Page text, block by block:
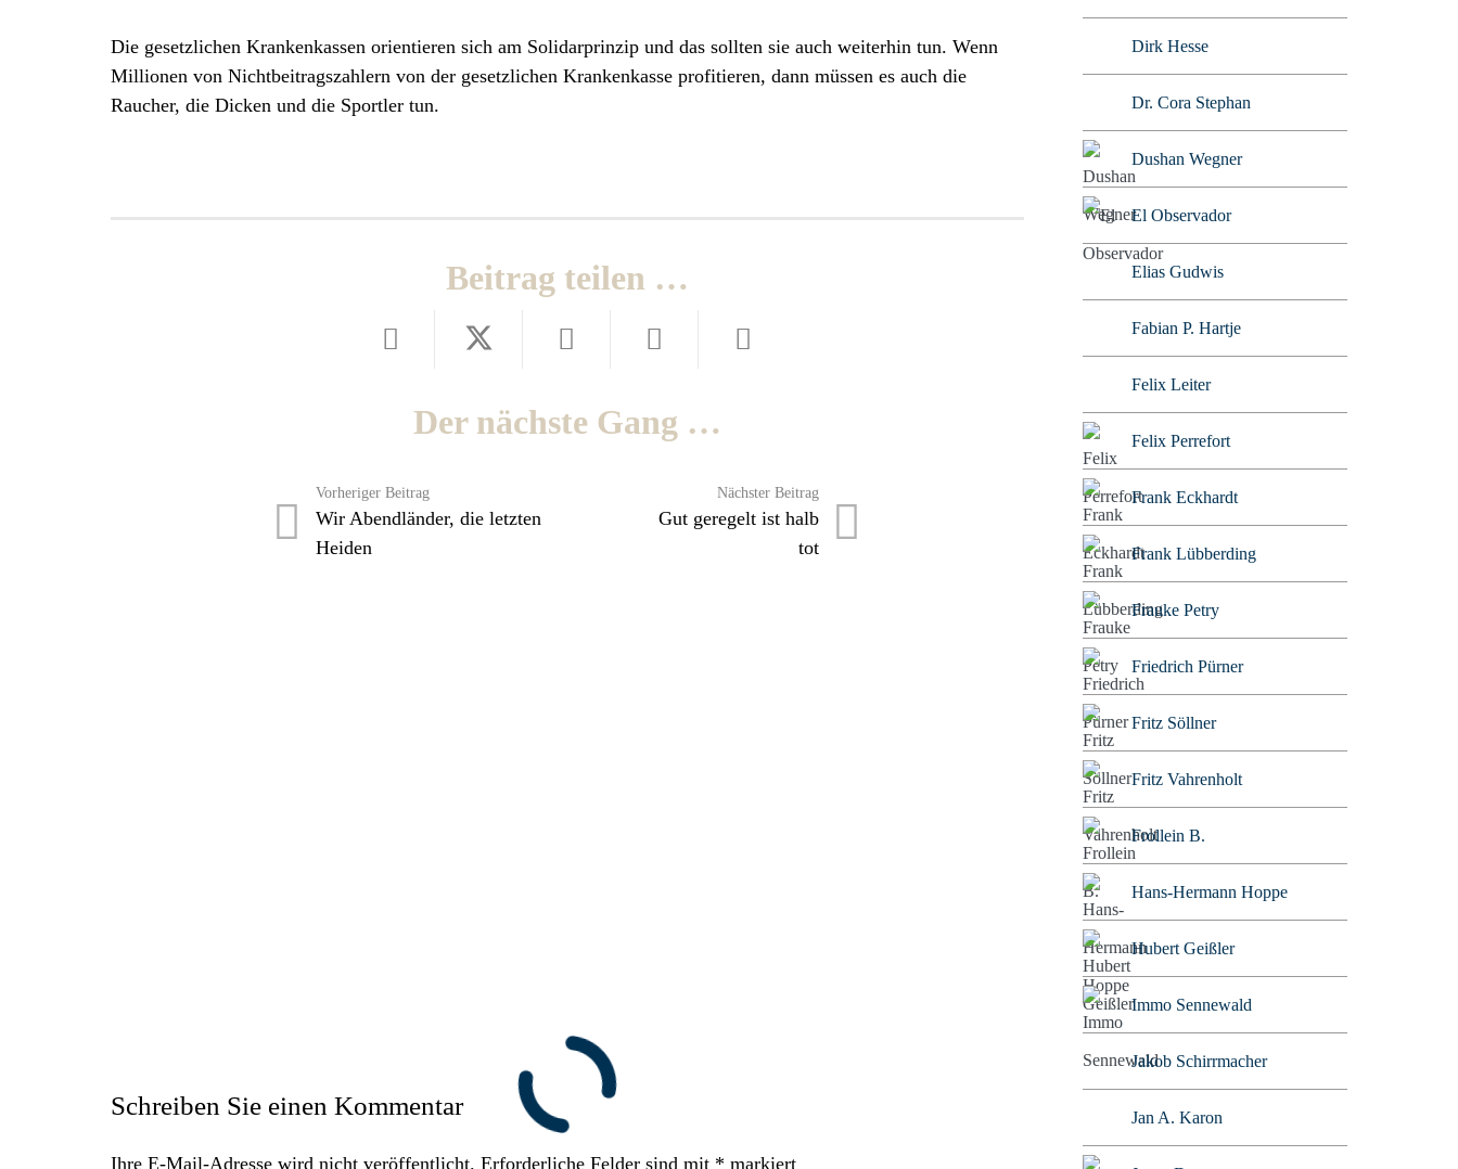
Die gesetzlichen Krankenkassen orientieren sich am Solidarprinzip und das sollten sie auch weiterhin tun. Wenn
Millionen von Nichtbeitragszahlern von der gesetzlichen Krankenkasse profitieren, dann müssen es auch die
Raucher, die Dicken und die Sportler tun.
Beitrag teilen …
Der nächste Gang …
Vorheriger Beitrag
Wir Abendländer, die letzten
Heiden
Nächster Beitrag
Gut geregelt ist halb
tot
Schreiben Sie einen Kommentar
Ihre E-Mail-Adresse wird nicht veröffentlicht. Erforderliche Felder sind mit * markiert
Dirk Hesse
Dr. Cora Stephan
Dushan Wegner
El Observador
Elias Gudwis
Fabian P. Hartje
Felix Leiter
Felix Perrefort
Frank Eckhardt
Frank Lübberding
Frauke Petry
Friedrich Pürner
Fritz Söllner
Fritz Vahrenholt
Frollein B.
Hans-Hermann Hoppe
Hubert Geißler
Immo Sennewald
Jakob Schirrmacher
Jan A. Karon